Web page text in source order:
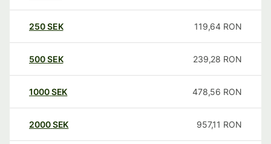
250SEK 119,64 RON
500SEK 239,28 RON
1000SEK 478,56 RON
2000SEK 957,11 RON